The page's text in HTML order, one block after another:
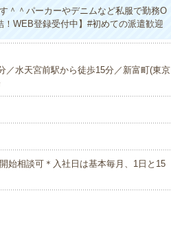
＾＾パーカーやデニムなど私服で勤務O
WEB登録受付中】#初めての派遣歓迎
／水天宮前駅から徒歩15分／新富町(東京
始相談可＊入社日は基本毎月、1日と15